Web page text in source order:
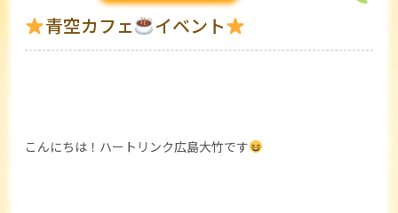
青空カフェ イベント
こんにちは！ハートリンク広島大竹です